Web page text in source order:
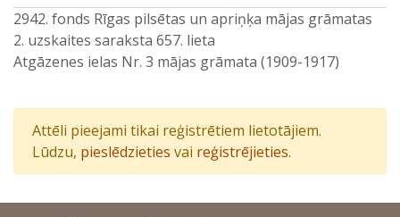
2942. fonds Rīgas pilsētas un apriņķa mājas grāmatas
2. uzskaites saraksta 657. lieta
Atgāzenes ielas Nr. 3 mājas grāmata (1909-1917)
Attēli pieejami tikai reģistrētiem lietotājiem.
Lūdzu, pieslēdzieties vai reģistrējieties.